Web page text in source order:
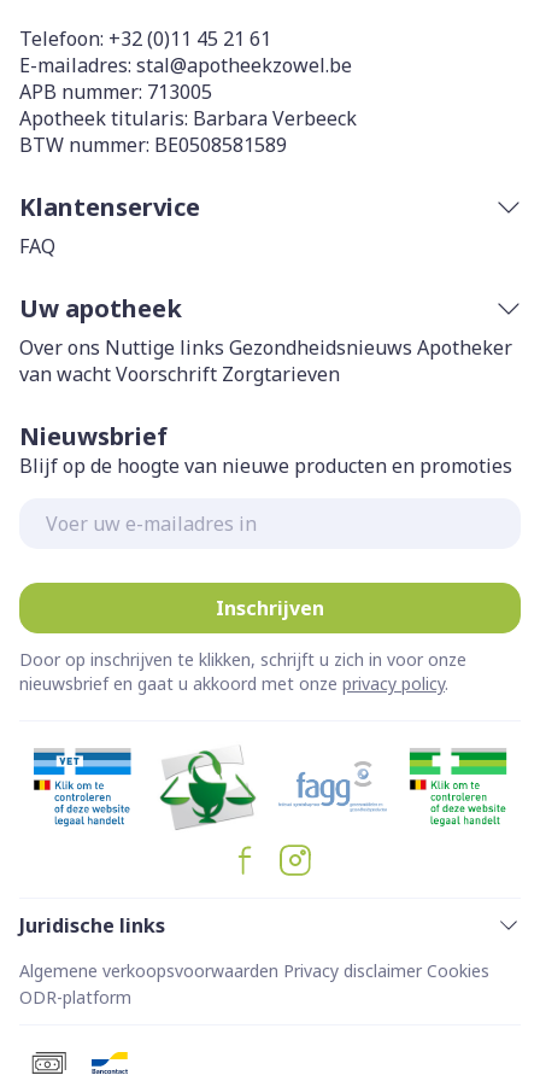
Telefoon: +32 (0)11 45 21 61
E-mailadres: stal@apotheekzowel.be
APB nummer: 713005
Apotheek titularis: Barbara Verbeeck
BTW nummer: BE0508581589
Klantenservice
FAQ
Uw apotheek
Over ons Nuttige links Gezondheidsnieuws Apotheker
van wachtVoorschrift Zorgtarieven
Nieuwsbrief
Blijf op de hoogte van nieuwe producten en promoties
Inschrijven
Door op inschrijven te klikken, schrijft u zich in voor onze
nieuwsbrief en gaat u akkoord met onze privacy policy.
Juridische links
Algemene verkoopsvoorwaarden Privacy disclaimer Cookies
ODR-platform